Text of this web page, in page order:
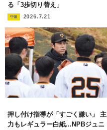
る「3歩切り替え」
守備 2026.7.21
押し付け指導が「すごく嫌い」 主
力もレギュラー白紙...NPBジュニ